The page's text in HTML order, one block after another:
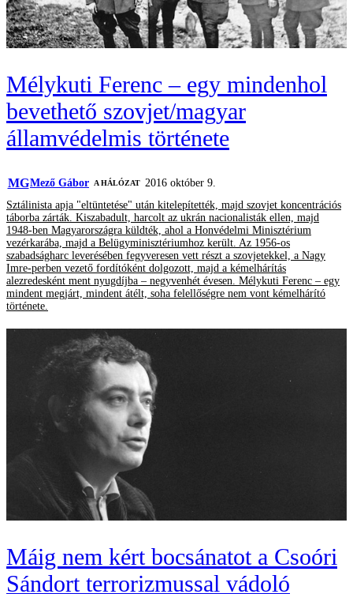
Mélykuti Ferenc – egy mindenhol
bevethető szovjet/magyar
államvédelmis története
MGMező Gábor A HÁLÓZAT 2016 október 9.
Sztálinista apja "eltüntetése" után kitelepítették, majd szovjet koncentrációs
táborba zárták. Kiszabadult, harcolt az ukrán nacionalisták ellen, majd
1948-ben Magyarországra küldték, ahol a Honvédelmi Minisztérium
vezérkarába, majd a Belügyminisztériumhoz került. Az 1956-os
szabadságharc leverésében fegyveresen vett részt a szovjetekkel, a Nagy
Imre-perben vezető fordítóként dolgozott, majd a kémelhárítás
alezredesként ment nyugdíjba – negyvenhét évesen. Mélykuti Ferenc – egy
mindent megjárt, mindent átélt, soha felellőségre nem vont kémelhárító
története.
Máig nem kért bocsánatot a Csoóri
Sándort terrorizmussal vádoló